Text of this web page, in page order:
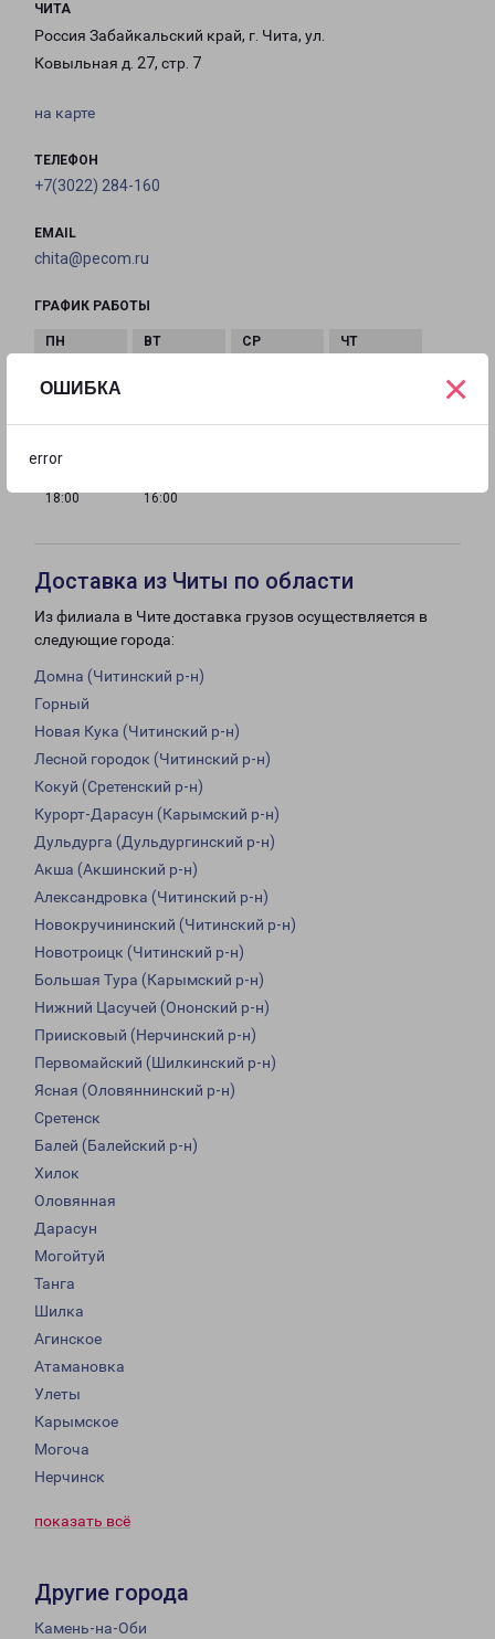
ОШИБКА
error
×
ЧИТА
Россия Забайкальский край, г. Чита, ул.
Ковыльная д. 27, стр. 7
на карте
ТЕЛЕФОН
+7(3022) 284-160
EMAIL
chita@pecom.ru
ГРАФИК РАБОТЫ
с 09:00 до
18:00
16:00
Доставка из Читы по области
Из филиала в Чите доставка грузов осуществляется в
следующие города:
Домна (Читинский р-н)
Горный
Новая Кука (Читинский р-н)
Лесной городок (Читинский р-н)
Кокуй (Сретенский р-н)
Курорт-Дарасун (Карымский р-н)
Дульдурга (Дульдургинский р-н)
Акша (Акшинский р-н)
Александровка (Читинский р-н)
Новокручининский (Читинский р-н)
Новотроицк (Читинский р-н)
Большая Тура (Карымский р-н)
Нижний Цасучей (Ононский р-н)
Приисковый (Нерчинский р-н)
Первомайский (Шилкинский р-н)
Ясная (Оловяннинский р-н)
Сретенск
Балей (Балейский р-н)
Хилок
Оловянная
Дарасун
Могойтуй
Танга
Шилка
Агинское
Атамановка
Улеты
Карымское
Могоча
Нерчинск
показать всё
Другие города
Камень-на-Оби